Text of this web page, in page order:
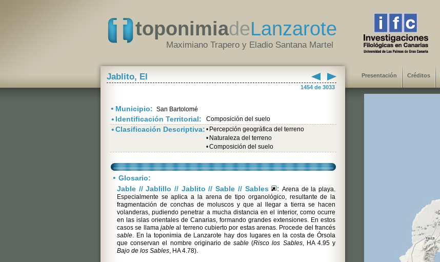
toponimiadeLanzarote
Maximiano Trapero y Eladio Santana Martel
Jablito, El
1454 de 3033
• Municipio: San Bartolomé
• Identificación Territorial: Composición del suelo
•Clasificación Descriptiva: • Percepción geográfica del terreno
• Naturaleza del terreno
•Composición del suelo
• Glosario:
Jable // Jablillo // Jablito // Sable // Sables
: Arena de la playa.
Especialmente se aplica a la arena de tipo organológico, resultante de la
fragmentación de conchas de moluscos y que al llegar a tierra se hacen
volanderas, pudiendo penetrar a mucha distancia en el interior, como ocurre
en las islas orientales de Canarias, formando grandes extensiones. En estos
casos se llama jable al terreno cubierto por estas arenas. Procede del francés
sable. En la toponimia de Lanzarote hay dos lugares en la costa de Órsola
que conservan el nombre originario de sable (Risco los Sables, HA 4.95 y
Bajo de los Sables, HA 4.78).
Presentación Créditos